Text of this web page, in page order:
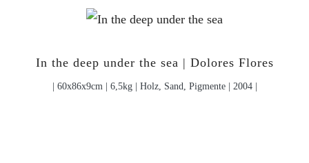
In the deep under the sea | Dolores Flores
| 60x86x9cm | 6,5kg | Holz, Sand, Pigmente | 2004 |